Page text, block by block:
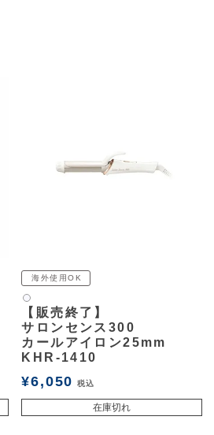
海外使用OK
白2
【販売終了】
サロンセンス300
カールアイロン25mm
KHR-1410
¥6,050 税込
在庫切れ